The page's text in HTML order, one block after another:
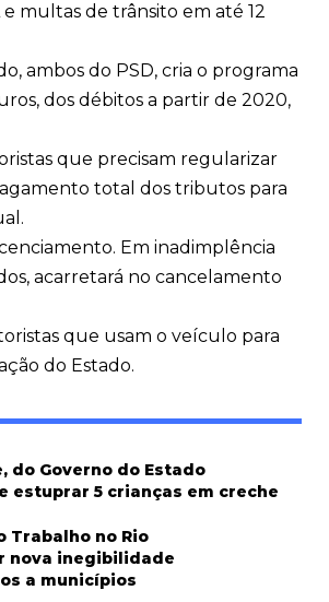
multas de trânsito em até 12
ambos do PSD, cria o programa
dos débitos a partir de 2020,
que precisam regularizar
total dos tributos para
Em inadimplência
acarretará no cancelamento
que usam o veículo para
do Estado.
do Governo do Estado
5 crianças em creche
Trabalho no Rio
nova inegibilidade
a municípios